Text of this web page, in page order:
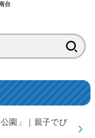
台
園」｜親子でび